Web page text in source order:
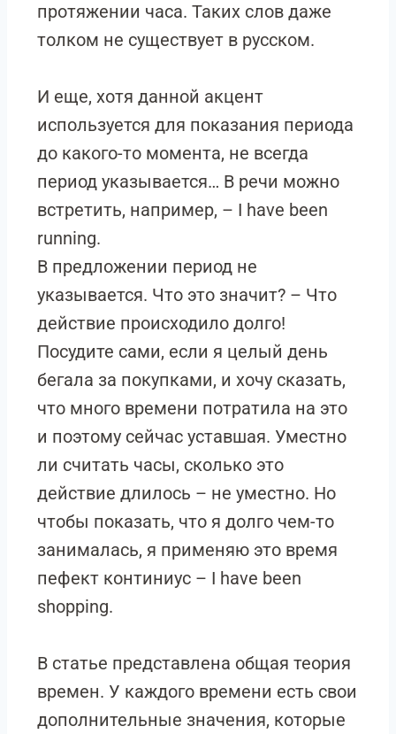
протяжении часа. Таких слов даже
толком не существует в русском.
И еще, хотя данной акцент
используется для показания периода
до какого-то момента, не всегда
период указывается… В речи можно
встретить, например, – I have been
running.
В предложении период не
указывается. Что это значит? – Что
действие происходило долго!
Посудите сами, если я целый день
бегала за покупками, и хочу сказать,
что много времени потратила на это
и поэтому сейчас уставшая. Уместно
ли считать часы, сколько это
действие длилось – не уместно. Но
чтобы показать, что я долго чем-то
занималась, я применяю это время
пефект континиус – I have been
shopping.
В статье представлена общая теория
времен. У каждого времени есть свои
дополнительные значения, которые